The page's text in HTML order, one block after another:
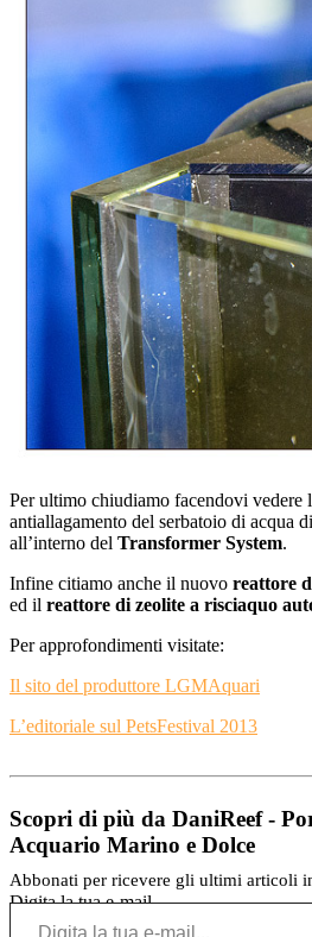
Per ultimo chiudiamo facendovi vedere
antiallagamento del serbatoio di acqua
all’interno del Transformer System.
Infine citiamo anche il nuovo reattore
ed il reattore di zeolite a risciaquo
Per approfondimenti visitate:
Il sito del produttore LGMAquari
L’editoriale sul PetsFestival 2013
Scopri di più da DaniReef -
Acquario Marino e Dolce
Abbonati per ricevere gli ultimi articoli
Digita la tua e-mail...